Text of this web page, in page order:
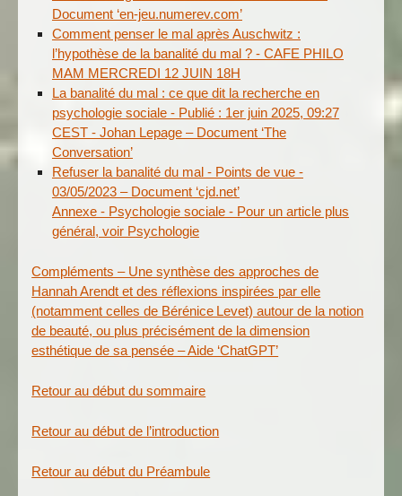
Document ‘en-jeu.numerev.com’
Comment penser le mal après Auschwitz :
l’hypothèse de la banalité du mal ? - CAFE PHILO
MAM MERCREDI 12 JUIN 18H
La banalité du mal : ce que dit la recherche en
psychologie sociale - Publié : 1er juin 2025, 09:27
CEST - Johan Lepage – Document ‘The
Conversation’
Refuser la banalité du mal - Points de vue -
03/05/2023 – Document ‘cjd.net’
Annexe - Psychologie sociale - Pour un article plus
général, voir Psychologie
Compléments – Une synthèse des approches de
Hannah Arendt et des réflexions inspirées par elle
(notamment celles de Bérénice Levet) autour de la notion
de beauté, ou plus précisément de la dimension
esthétique de sa pensée – Aide ‘ChatGPT’
Retour au début du sommaire
Retour au début de l’introduction
Retour au début du Préambule